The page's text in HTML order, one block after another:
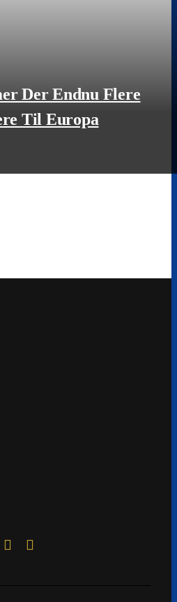
Der Endnu Flere
Til Europa